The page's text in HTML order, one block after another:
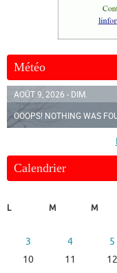
Météo
AOÛT 9, 2026 - DIM.
OOOPS! NOTHING WAS
Calendrier
L
M M
3
4 5
10
11 12